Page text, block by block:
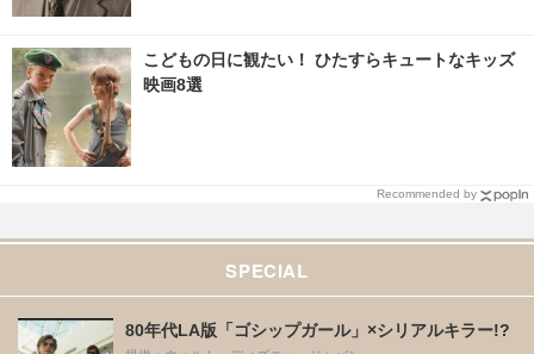
こどもの日に観たい！ ひたすらキュートなキッズ
映画8選
Recommended by
SPECIAL
80年代LA版「ゴシップガール」×シリアルキラー!?